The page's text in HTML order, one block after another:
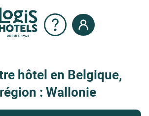
hôtel en Belgique,
: Wallonie